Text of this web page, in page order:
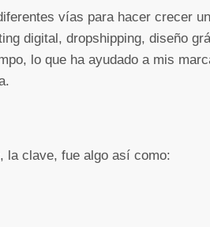
vías para hacer crecer
digital, dropshipping, diseño
lo que ha ayudado a mis
la clave, fue algo así como: